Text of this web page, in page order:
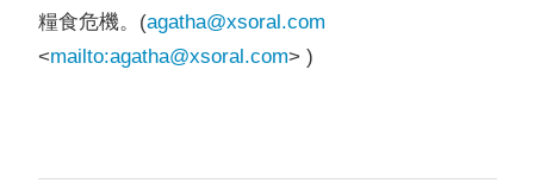
糧食危機。(agatha@xsoral.com
<mailto:agatha@xsoral.com> )